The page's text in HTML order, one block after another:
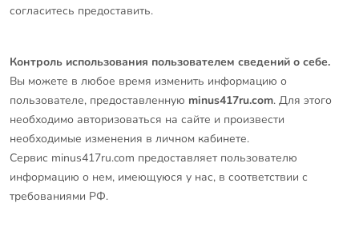
согласитесь предоставить.
Контроль использования пользователем сведений о себе.
Вы можете в любое время изменить информацию о
пользователе, предоставленную minus417ru.com. Для этого
необходимо авторизоваться на сайте и произвести
необходимые изменения в личном кабинете.
Сервис minus417ru.com предоставляет пользователю
информацию о нем, имеющуюся у нас, в соответствии с
требованиями РФ.